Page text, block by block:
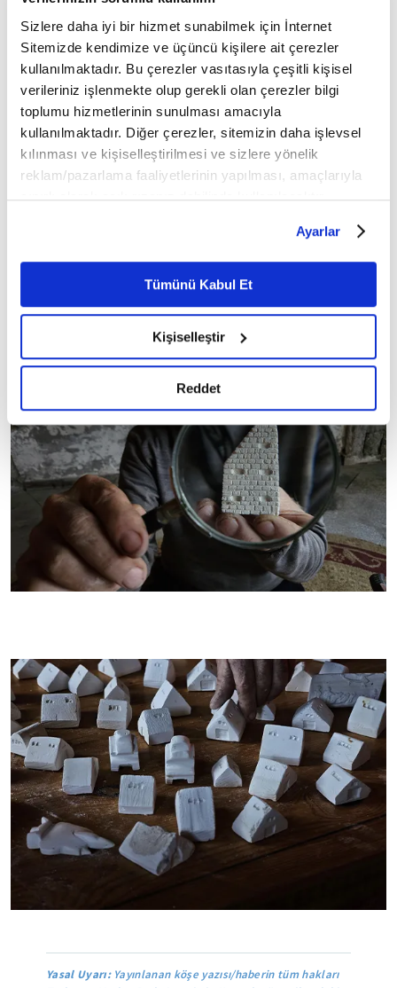
Sizlere daha iyi bir hizmet sunabilmek için İnternet
Sitemizde kendimize ve üçüncü kişilere ait çerezler
kullanılmaktadır. Bu çerezler vasıtasıyla çeşitli kişisel
verileriniz işlenmekte olup gerekli olan çerezler bilgi
toplumu hizmetlerinin sunulması amacıyla
kullanılmaktadır. Diğer çerezler, sitemizin daha işlevsel
kılınması ve kişiselleştirilmesi ve sizlere yönelik
reklam/pazarlama faaliyetlerinin yapılması, amaçlarıyla
sınırlı olarak açık rızanız dahilinde kullanılacaktır.
belirleyebilirsiniz. Çerezlere ilişkin detaylı bilgi için
Ayarlar butonuna tıklayabilir,Çerez Bilgilendirme
Metnimizi ziyaret edebilirsiniz.
6698 sayılı Kişisel Verilerin Korunması Kanunu uyarınca
okumak ve sitemizi ziyaretiniz kapsamında
gerçekleştirilen veri işleme faaliyetleri ile ilgili daha
detaylı bilgi almak için lütfentıklayınız.
Ayarlar
Tümünü Kabul Et
Kişiselleştir
Reddet
Yasal Uyarı:Yayınlanan köşe yazısı/haberin tüm hakları